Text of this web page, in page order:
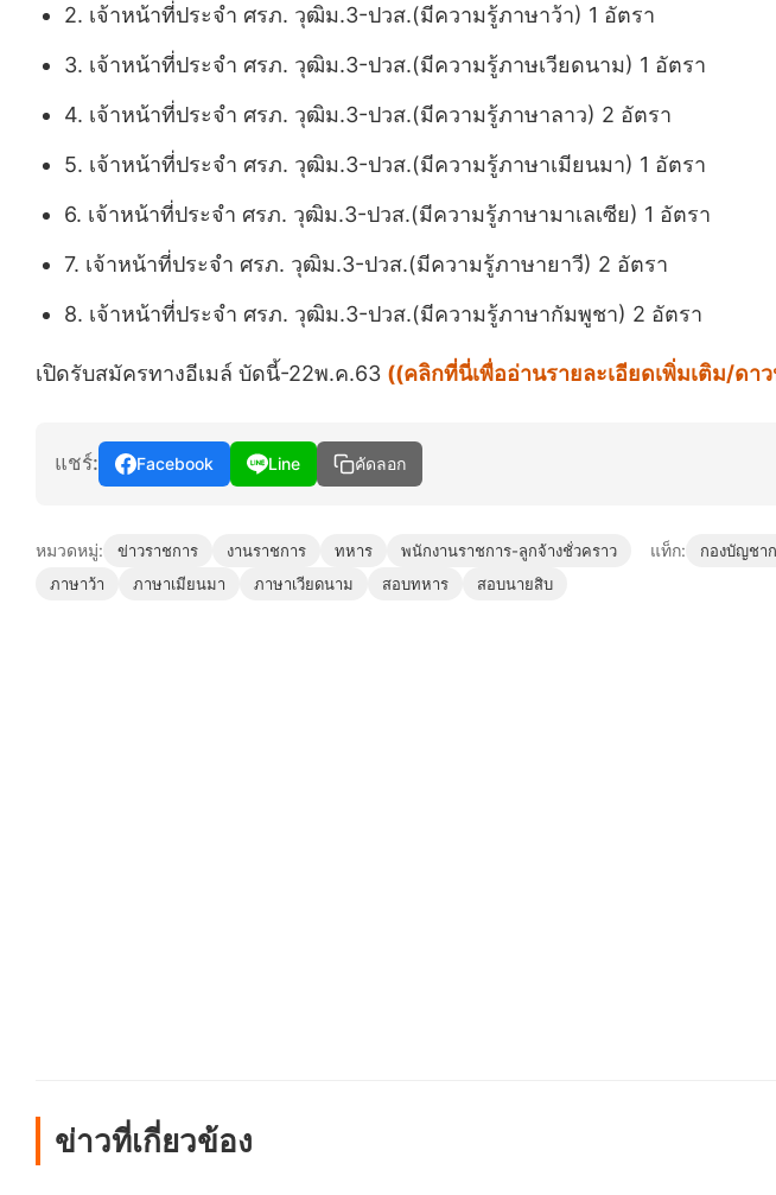
2. เจ้าหน้าที่ประจำ ศรภ. วุฒิม.3-ปวส.(มีความรู้ภาษาว้า) 1 อัตรา
3. เจ้าหน้าที่ประจำ ศรภ. วุฒิม.3-ปวส.(มีความรู้ภาษเวียดนาม) 1 อัตรา
4. เจ้าหน้าที่ประจำ ศรภ. วุฒิม.3-ปวส.(มีความรู้ภาษาลาว) 2 อัตรา
5. เจ้าหน้าที่ประจำ ศรภ. วุฒิม.3-ปวส.(มีความรู้ภาษาเมียนมา) 1 อัตรา
6. เจ้าหน้าที่ประจำ ศรภ. วุฒิม.3-ปวส.(มีความรู้ภาษามาเลเซีย) 1 อัตรา
7. เจ้าหน้าที่ประจำ ศรภ. วุฒิม.3-ปวส.(มีความรู้ภาษายาวี) 2 อัตรา
8. เจ้าหน้าที่ประจำ ศรภ. วุฒิม.3-ปวส.(มีความรู้ภาษากัมพูชา) 2 อัตรา
เปิดรับสมัครทางอีเมล์ บัดนี้-22พ.ค.63 ((คลิกที่นี่เพื่ออ่านรายละเอียดเพิ่มเติม/ดา
แชร์: Facebook Line คัดลอก
หมวดหมู่: ข่าวราชการ งานราชการ ทหาร พนักงานราชการ-ลูกจ้างชั่วคราว แท็ก: กองบัญชา
ภาษาว้า
ภาษาเมียนมา ภาษาเวียดนาม สอบทหาร สอบนายสิบ
ข่าวที่เกี่ยวข้อง